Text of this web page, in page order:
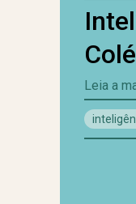
Leia a